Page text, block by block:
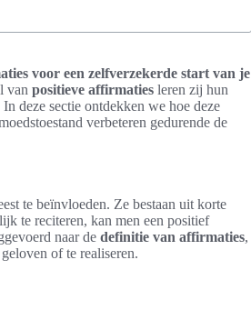
voor een zelfverzekerde start van je
van positieve affirmaties leren zij hun
deze sectie ontdekken we hoe deze
verbeteren gedurende de
te beïnvloeden. Ze bestaan uit korte
te reciteren, kan men een positief
naar de definitie van affirmaties,
of te realiseren.